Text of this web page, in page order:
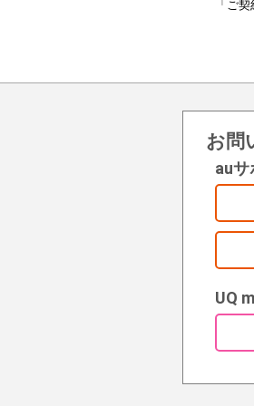
「ご
お問
auサ
UQ